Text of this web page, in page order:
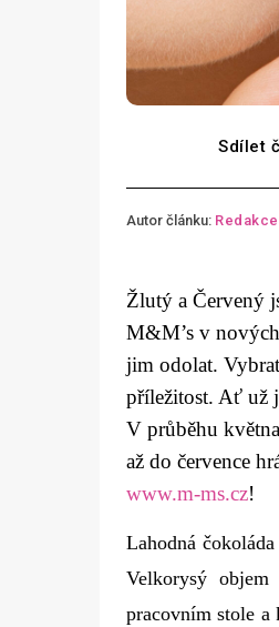
Sdílet
Autor článku:
Žlutý a Červený
M&M’s v nových
jim odolat.
příležitost. Ať už
V průběhu
až do července
www.m-ms.cz!
Lahodná
Velkorysý
pracovním stole a